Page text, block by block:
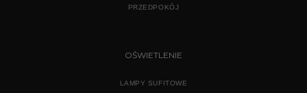
PRZEDPOKÓJ
OŚWIETLENIE
LAMPY SUFITOWE